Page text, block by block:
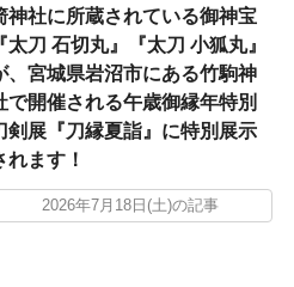
神社に所蔵されている御神宝
『太刀 石切丸』『太刀 小狐丸』
、宮城県岩沼市にある竹駒神
で開催される午歳御縁年特別
剣展『刀縁夏詣』に特別展示
れます！
2026年7月18日(土)の記事